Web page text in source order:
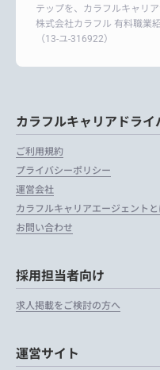
テップを、カラフルキャリ
株式会社カラフル 有料職業
（13-ユ-316922）
カラフルキャリアドライ
ご利用規約
プライバシーポリシー
運営会社
カラフルキャリアエージェントと
お問い合わせ
採用担当者向け
求人掲載をご検討の方へ
運営サイト